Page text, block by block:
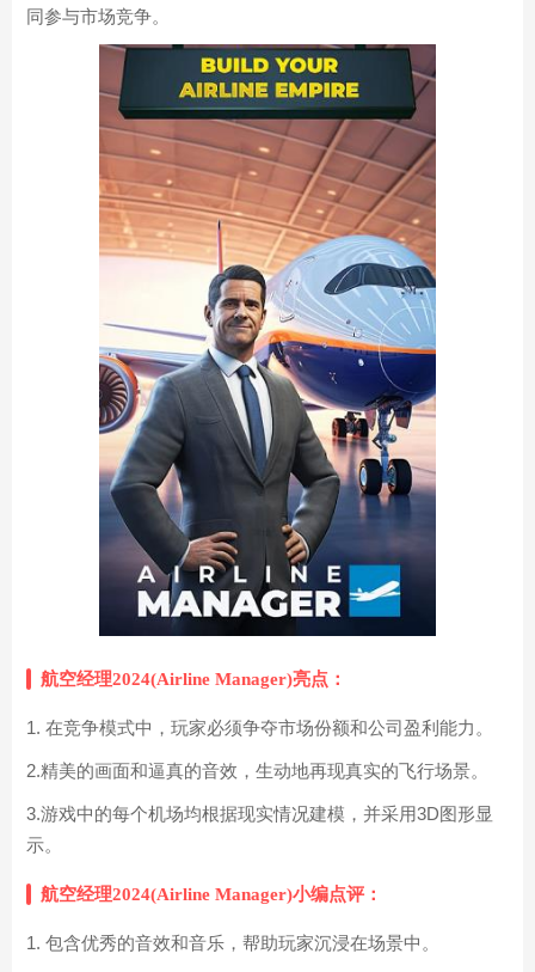
同参与市场竞争。
航空经理2024(Airline Manager)亮点：
1. 在竞争模式中，玩家必须争夺市场份额和公司盈利能力。
2.精美的画面和逼真的音效，生动地再现真实的飞行场景。
3.游戏中的每个机场均根据现实情况建模，并采用3D图形显
示。
航空经理2024(Airline Manager)小编点评：
1. 包含优秀的音效和音乐，帮助玩家沉浸在场景中。